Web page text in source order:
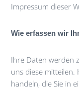
Impressum dieser
Wie erfassen wir
Ihre Daten werden
uns diese mitteilen.
handeln, die Sie in